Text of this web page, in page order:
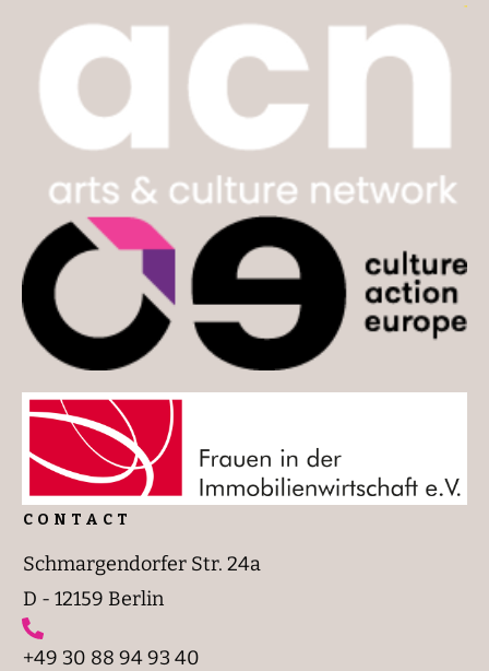
CONTACT
Schmargendorfer Str. 24a
D - 12159 Berlin
+49 30 88 94 93 40